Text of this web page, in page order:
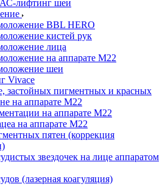
лифтинг шеи
BBL HERO
кистей рук
лица
на аппарате M22
шеи
Vivace
застойных пигментных и красных
на аппарате М22
на аппарате М22
на аппарате M22
пятен (коррекция
звездочек на лице аппаратом
(лазерная коагуляция)